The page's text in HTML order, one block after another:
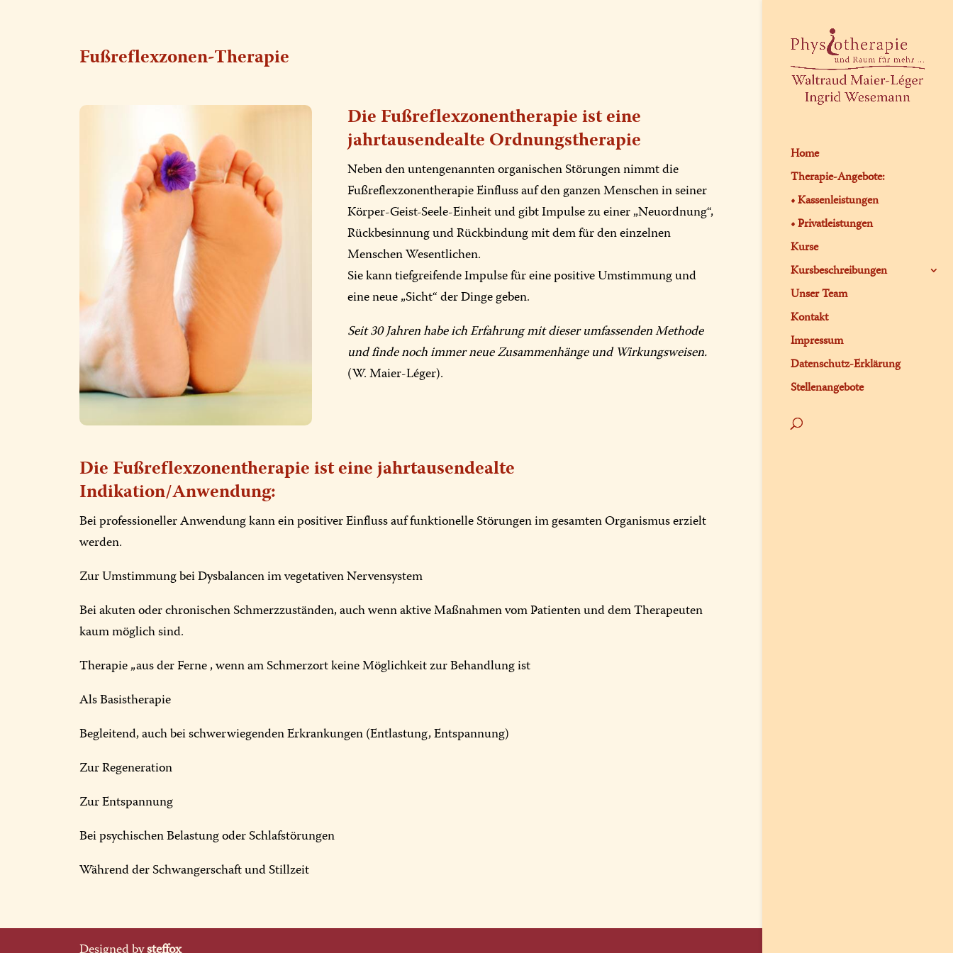
Home
Therapie-Angebote:
• Kassenleistungen
• Privatleistungen
Kurse
Kursbeschreibungen
Unser Team
Kontakt
Impressum
Datenschutz-Erklärung
Stellenangebote
Fußreflexzonen-Therapie
Die Fußreflexzonentherapie ist eine
jahrtausendealte Ordnungstherapie
Neben den untengenannten organischen Störungen nimmt die
Fußreflexzonentherapie Einfluss auf den ganzen Menschen in seiner
Körper-Geist-Seele-Einheit und gibt Impulse zu einer „Neuordnung“,
Rückbesinnung und Rückbindung mit dem für den einzelnen
Menschen Wesentlichen.
Sie kann tiefgreifende Impulse für eine positive Umstimmung und
eine neue „Sicht“ der Dinge geben.
Seit 30 Jahren habe ich Erfahrung mit dieser umfassenden Methode
und finde noch immer neue Zusammenhänge und Wirkungsweisen.
(W. Maier-Léger).
Die Fußreflexzonentherapie ist eine jahrtausendealte
Indikation/Anwendung:
Bei professioneller Anwendung kann ein positiver Einfluss auf funktionelle Störungen im gesamten Organismus erzielt
werden.
Zur Umstimmung bei Dysbalancen im vegetativen Nervensystem
Bei akuten oder chronischen Schmerzzuständen, auch wenn aktive Maßnahmen vom Patienten und dem Therapeuten
kaum möglich sind.
Therapie „aus der Ferne , wenn am Schmerzort keine Möglichkeit zur Behandlung ist
Als Basistherapie
Begleitend, auch bei schwerwiegenden Erkrankungen (Entlastung, Entspannung)
Zur Regeneration
Zur Entspannung
Bei psychischen Belastung oder Schlafstörungen
Während der Schwangerschaft und Stillzeit
Designed bysteffox